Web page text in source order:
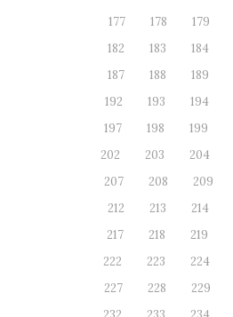
177
178 179
182
183 184
187
188 189
192
193 194
197
198 199
202
203 204
207
208 209
212
213 214
217
218 219
222
223 224
227
228 229